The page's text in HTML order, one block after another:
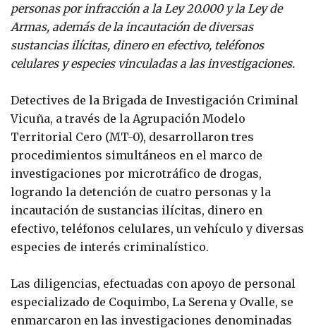
personas por infracción a la Ley 20.000 y la Ley de
Armas, además de la incautación de diversas
sustancias ilícitas, dinero en efectivo, teléfonos
celulares y especies vinculadas a las investigaciones.
Detectives de la Brigada de Investigación Criminal
Vicuña, a través de la Agrupación Modelo
Territorial Cero (MT-0), desarrollaron tres
procedimientos simultáneos en el marco de
investigaciones por microtráfico de drogas,
logrando la detención de cuatro personas y la
incautación de sustancias ilícitas, dinero en
efectivo, teléfonos celulares, un vehículo y diversas
especies de interés criminalístico.
Las diligencias, efectuadas con apoyo de personal
especializado de Coquimbo, La Serena y Ovalle, se
enmarcaron en las investigaciones denominadas